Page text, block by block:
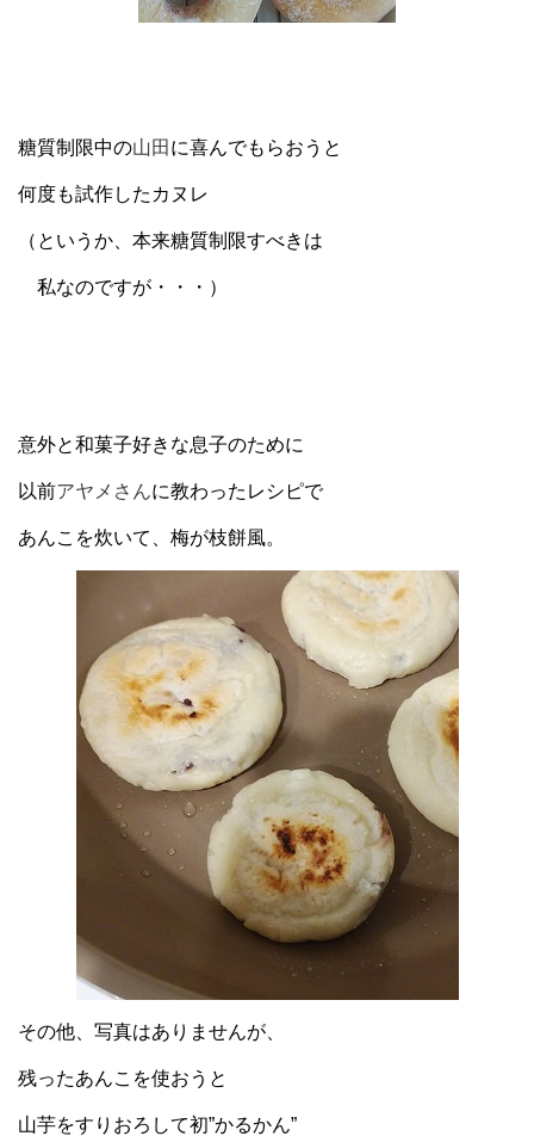
糖質制限中の山田 に喜んでもらおうと
何度も試作したカヌレ
（というか、本来糖質制限すべきは
私なのですが・・・）
意外と和菓子好きな息子のために
以前アヤメさんに教わったレシピで
あんこを炊いて、梅が枝餅風。
その他、写真はありませんが、
残ったあんこを使おうと
山芋をすりおろして初”かるかん”